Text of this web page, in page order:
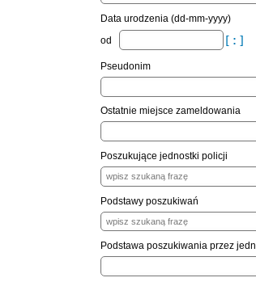
Data urodzenia (dd-mm-yyyy)
od
Pseudonim
Ostatnie miejsce zameldowania
Poszukujące jednostki policji
Podstawy poszukiwań
Podstawa poszukiwania przez